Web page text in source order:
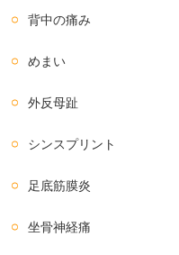
背中の痛み
めまい
外反母趾
シンスプリント
足底筋膜炎
坐骨神経痛